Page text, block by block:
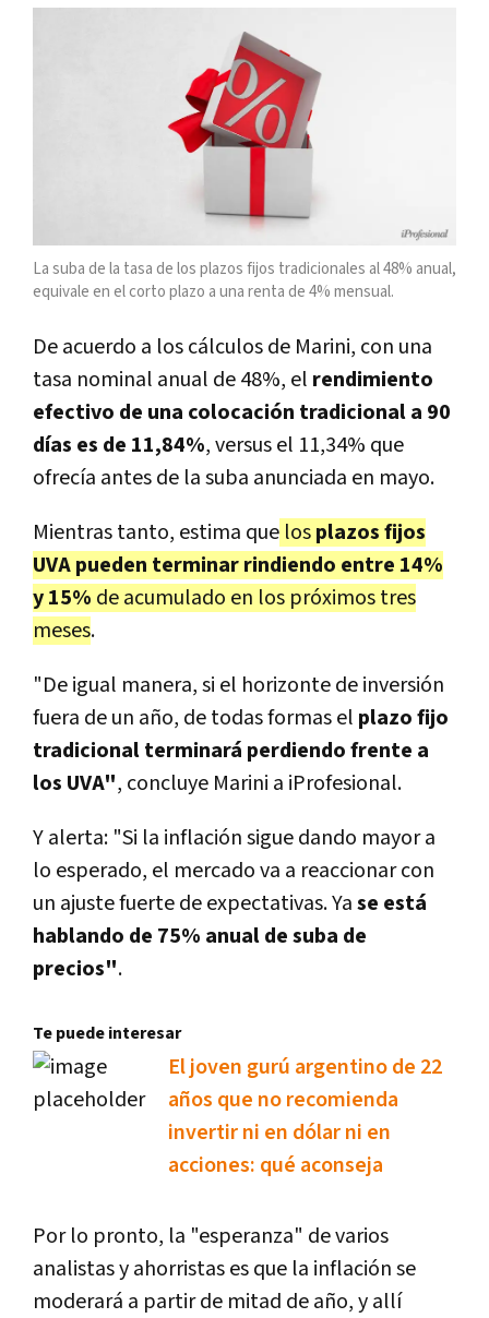
La suba de la tasa de los plazos fijos tradicionales al 48% anual,
equivale en el corto plazo a una renta de 4% mensual.
De acuerdo a los cálculos de Marini, con una
tasa nominal anual de 48%, el rendimiento
efectivo de una colocación tradicional a 90
días es de 11,84%, versus el 11,34% que
ofrecía antes de la suba anunciada en mayo.
Mientras tanto, estima que losplazos fijos
UVA pueden terminar rindiendo entre 14%
y 15% de acumulado en los próximos tres
meses.
"De igual manera, si el horizonte de inversión
fuera de un año, de todas formas el plazo fijo
tradicional terminará perdiendo frente a
los UVA", concluye Marini a iProfesional.
Y alerta: "Si la inflación sigue dando mayor a
lo esperado, el mercado va a reaccionar con
un ajuste fuerte de expectativas. Yase está
hablando de 75% anual de suba de
precios".
Te puede interesar
El joven gurú argentino de 22
años que no recomienda
invertir ni en dólar ni en
acciones: qué aconseja
Por lo pronto, la "esperanza" de varios
analistas y ahorristas es que la inflación se
moderará a partir de mitad de año, y allí